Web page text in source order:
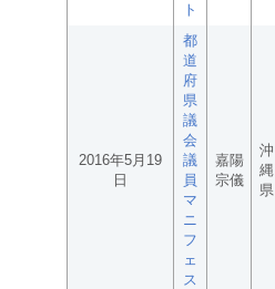
ト
2016年5月19
日
都
道
府
県
議
会
議
員
マ
ニ
フ
ェ
ス
嘉陽
宗儀
沖
縄
県